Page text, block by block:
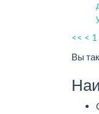
<< < 1
Вы